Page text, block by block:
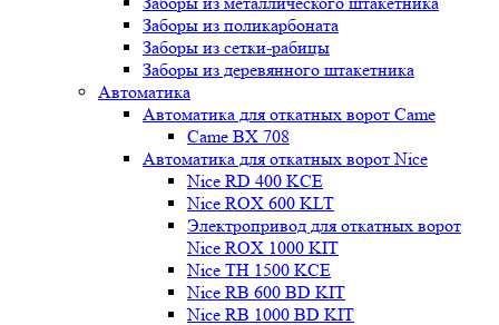
Заборы из поликарбоната
Заборы из сетки-рабицы
Заборы из деревянного штакетника
Автоматика
Автоматика для откатных ворот Came
Came BX 708
Автоматика для откатных ворот Nice
Nice RD 400 KCE
Nice ROX 600 KLT
Электропривод для откатных ворот
Nice ROX 1000 KIT
Nice TH 1500 KCE
Nice RB 600 BD KIT
Nice RB 1000 BD KIT